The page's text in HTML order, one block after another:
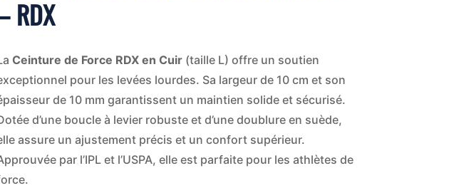
RDX
Ceinture de Force RDX en Cuir(taille L) offre un soutien
pour les levées lourdes. Sa largeur de 10 cm et son
de 10 mm garantissent un maintien solide et sécurisé.
d’une boucle à levier robuste et d’une doublure en suède,
assure un ajustement précis et un confort supérieur.
par l’IPL et l’USPA, elle est parfaite pour les athlètes de